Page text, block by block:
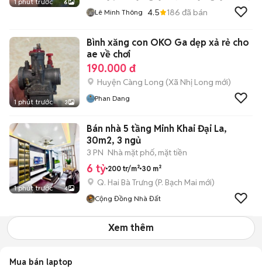
6
Lê Minh Thông 4.5 186 đã bán
1 phút trước 3
Bình xăng con OKO Ga dẹp xả rẻ cho
ae về chơi
190.000 đ
Huyện Càng Long (Xã Nhị Long mới)
Phan Dang
1 phút trước 4
Bán nhà 5 tầng Minh Khai Đại La,
30m2, 3 ngủ
3 PN Nhà mặt phố, mặt tiền
6 tỷ 200 tr/m² 30 m²
Q. Hai Bà Trưng (P. Bạch Mai mới)
Cộng Đồng Nhà Đất
Xem thêm
Mua bán laptop